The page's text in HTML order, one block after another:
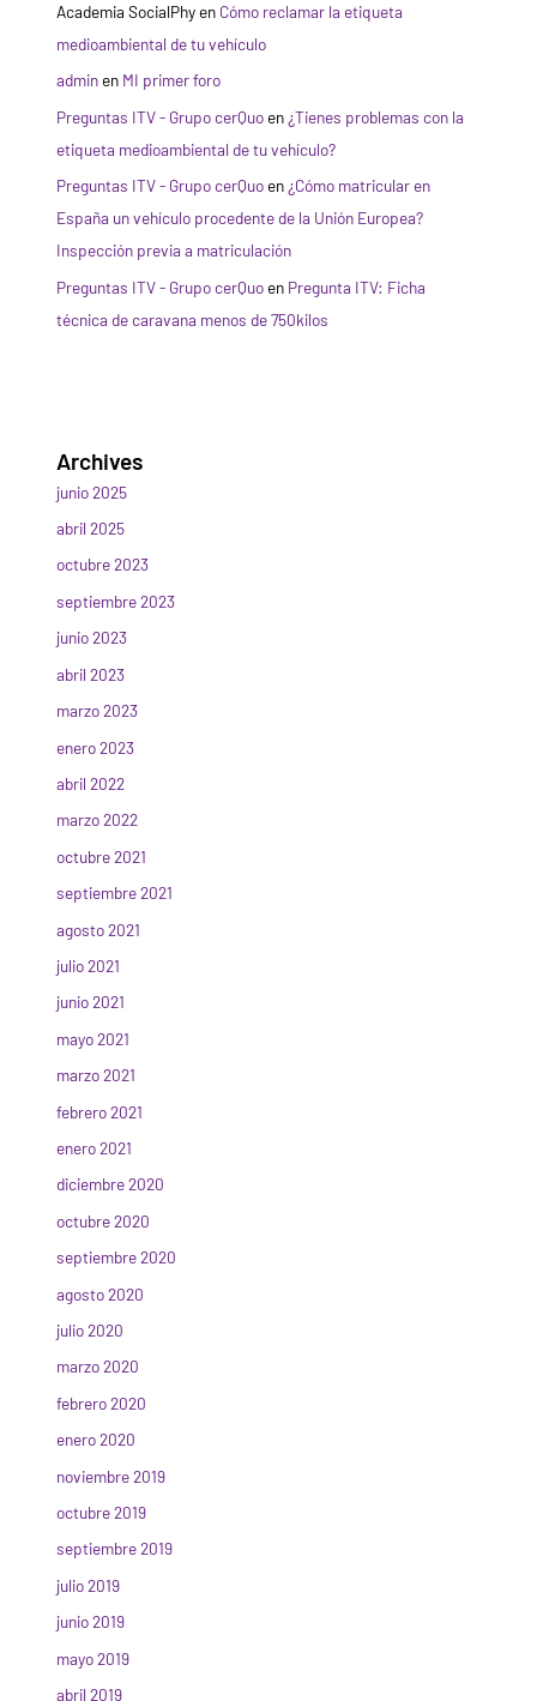
Academia SocialPhyen Cómo reclamar la etiqueta
medioambiental de tu vehículo
adminen MI primer foro
Preguntas ITV - Grupo cerQuoen ¿Tienes problemas con la
etiqueta medioambiental de tu vehículo?
Preguntas ITV - Grupo cerQuoen ¿Cómo matricular en
España un vehículo procedente de la Unión Europea?
Inspección previa a matriculación
Preguntas ITV - Grupo cerQuoen Pregunta ITV: Ficha
técnica de caravana menos de 750kilos
Archives
junio 2025
abril 2025
octubre 2023
septiembre 2023
junio 2023
abril 2023
marzo 2023
enero 2023
abril 2022
marzo 2022
octubre 2021
septiembre 2021
agosto 2021
julio 2021
junio 2021
mayo 2021
marzo 2021
febrero 2021
enero 2021
diciembre 2020
octubre 2020
septiembre 2020
agosto 2020
julio 2020
marzo 2020
febrero 2020
enero 2020
noviembre 2019
octubre 2019
septiembre 2019
julio 2019
junio 2019
mayo 2019
abril 2019